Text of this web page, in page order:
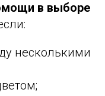
в выборе
несколькими